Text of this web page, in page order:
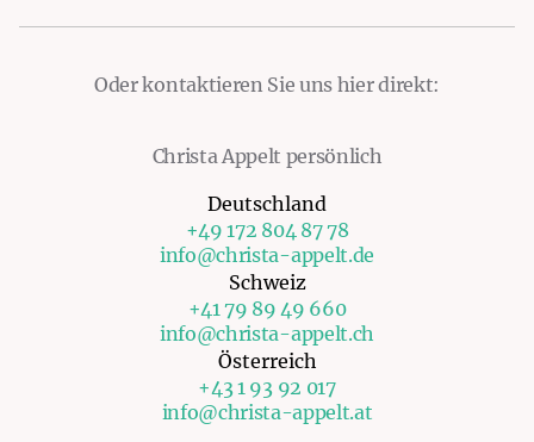
Oder kontaktieren Sie uns hier direkt:
Christa Appelt persönlich
Deutschland
+49 172 804 87 78
info@christa-appelt.de
Schweiz
+41 79 89 49 660
info@christa-appelt.ch
Österreich
+43 1 93 92 017
info@christa-appelt.at